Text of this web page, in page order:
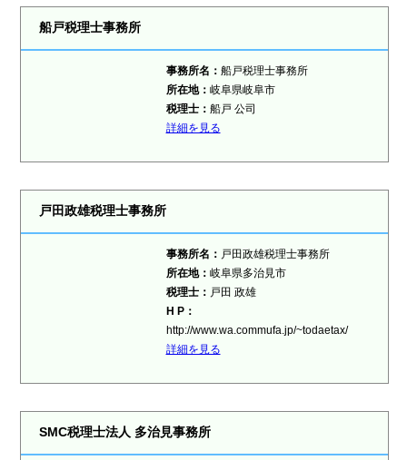
船戸税理士事務所
事務所名： 船戸税理士事務所
所在地： 岐阜県岐阜市
税理士： 船戸 公司
詳細を見る
戸田政雄税理士事務所
事務所名： 戸田政雄税理士事務所
所在地： 岐阜県多治見市
税理士： 戸田 政雄
H P：
http://www.wa.commufa.jp/~todaetax/
詳細を見る
SMC税理士法人 多治見事務所